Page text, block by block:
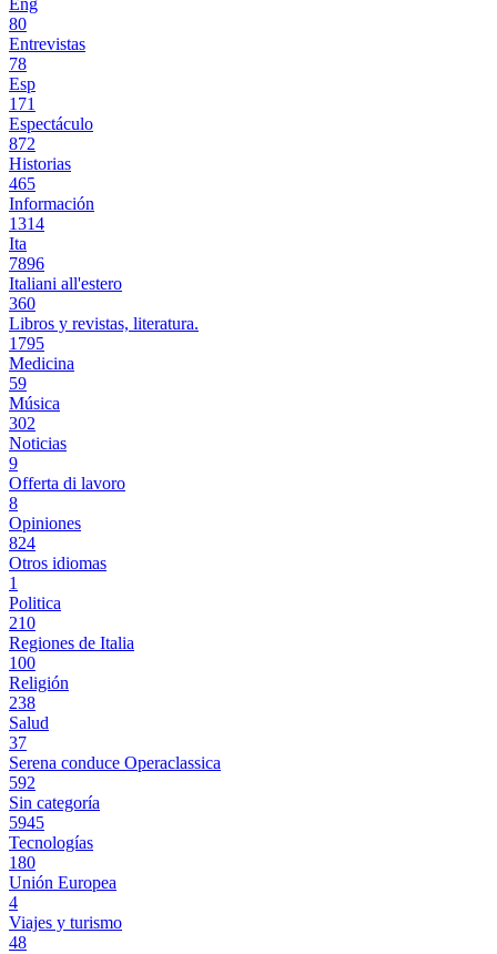
Eng
80
Entrevistas
78
Esp
171
Espectáculo
872
Historias
465
Información
1314
Ita
7896
Italiani all'estero
360
Libros y revistas, literatura.
1795
Medicina
59
Música
302
Noticias
9
Offerta di lavoro
8
Opiniones
824
Otros idiomas
1
Politica
210
Regiones de Italia
100
Religión
238
Salud
37
Serena conduce Operaclassica
592
Sin categoría
5945
Tecnologías
180
Unión Europea
4
Viajes y turismo
48